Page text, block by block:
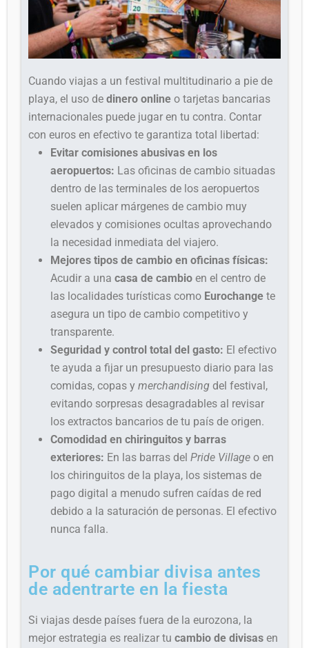
Cuando viajas a un festival multitudinario a pie de
playa, el uso dedinero online o tarjetas bancarias
internacionales puede jugar en tu contra. Contar
con euros en efectivo te garantiza total libertad:
Evitar comisiones abusivas en los
aeropuertos: Las oficinas de cambio situadas
dentro de las terminales de los aeropuertos
suelen aplicar márgenes de cambio muy
elevados y comisiones ocultas aprovechando
la necesidad inmediata del viajero.
Mejores tipos de cambio en oficinas físicas:
Acudir a unacasa de cambio en el centro de
las localidades turísticas como Eurochange te
asegura un tipo de cambio competitivo y
transparente.
Seguridad y control total del gasto: El efectivo
te ayuda a fijar un presupuesto diario para las
comidas, copas ymerchandising del festival,
evitando sorpresas desagradables al revisar
los extractos bancarios de tu país de origen.
Comodidad en chiringuitos y barras
exteriores: En las barras delPride Village o en
los chiringuitos de la playa, los sistemas de
pago digital a menudo sufren caídas de red
debido a la saturación de personas. El efectivo
nunca falla.
Por qué cambiar divisa antes
de adentrarte en la fiesta
Si viajas desde países fuera de la eurozona, la
mejor estrategia es realizar tucambio de divisas en